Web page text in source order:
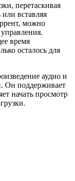
перетаскивая
вставляя
можно
время
осталось для
аудио и
Он поддерживает
начать просмотр